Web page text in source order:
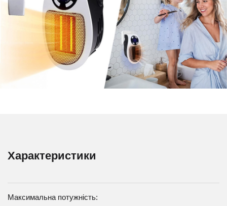
Характеристики
Максимальна потужність: